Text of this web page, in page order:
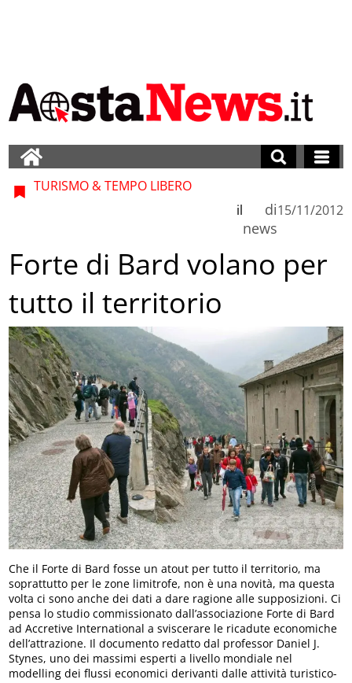
TURISMO & TEMPO LIBERO
di
news
il 15/11/2012
Forte di Bard volano per
tutto il territorio
Che il Forte di Bard fosse un atout per tutto il territorio, ma
soprattutto per le zone limitrofe, non è una novità, ma questa
volta ci sono anche dei dati a dare ragione alle supposizioni. Ci
pensa lo studio commissionato dall’associazione Forte di Bard
ad Accretive International a sviscerare le ricadute economiche
dell’attrazione. Il documento redatto dal professor Daniel J.
Stynes, uno dei massimi esperti a livello mondiale nel
modelling dei flussi economici derivanti dalle attività turistico-